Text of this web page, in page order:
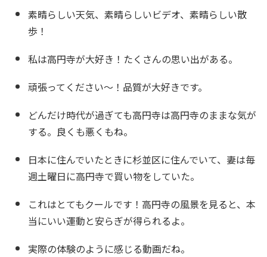
素晴らしい天気、素晴らしいビデオ、素晴らしい散
歩！
私は高円寺が大好き！たくさんの思い出がある。
頑張ってください〜！品質が大好きです。
どんだけ時代が過ぎても高円寺は高円寺のままな気が​​
する。良くも悪くもね。
日本に住んでいたときに杉並区に住んでいて、妻は毎
週土曜日に高円寺で買い物をしていた。
これはとてもクールです！高円寺の風景を見ると、本
当にいい運動と安らぎが得られるよ。
実際の体験のように感じる動画だね。